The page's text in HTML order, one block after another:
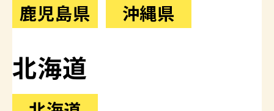
鹿児島県
沖縄県
北海道